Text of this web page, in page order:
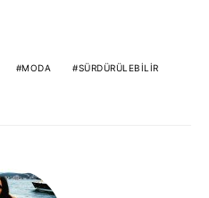
MODA SÜRDÜRÜLEBILIR